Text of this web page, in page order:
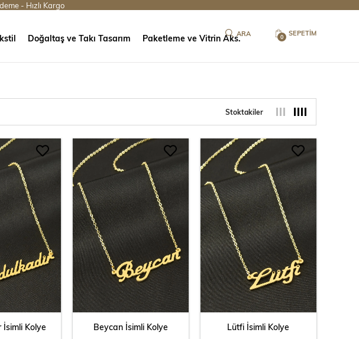
- Hızlı Kargo
SEPETIM
0
Doğaltaş ve Takı Tasarım Paketleme ve Vitrin Aks.
Stoktakiler
Kolye Beycan İsimli Kolye Lütfi İsimli Kolye